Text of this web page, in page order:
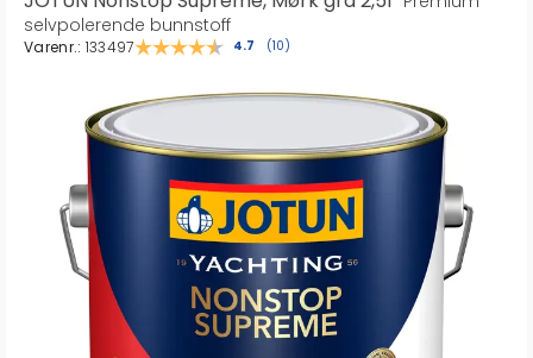
selvpolerende bunnstoff
Varenr.: 133497 Gjennomsnittskarakter:
4.7 (stemmer:
10)